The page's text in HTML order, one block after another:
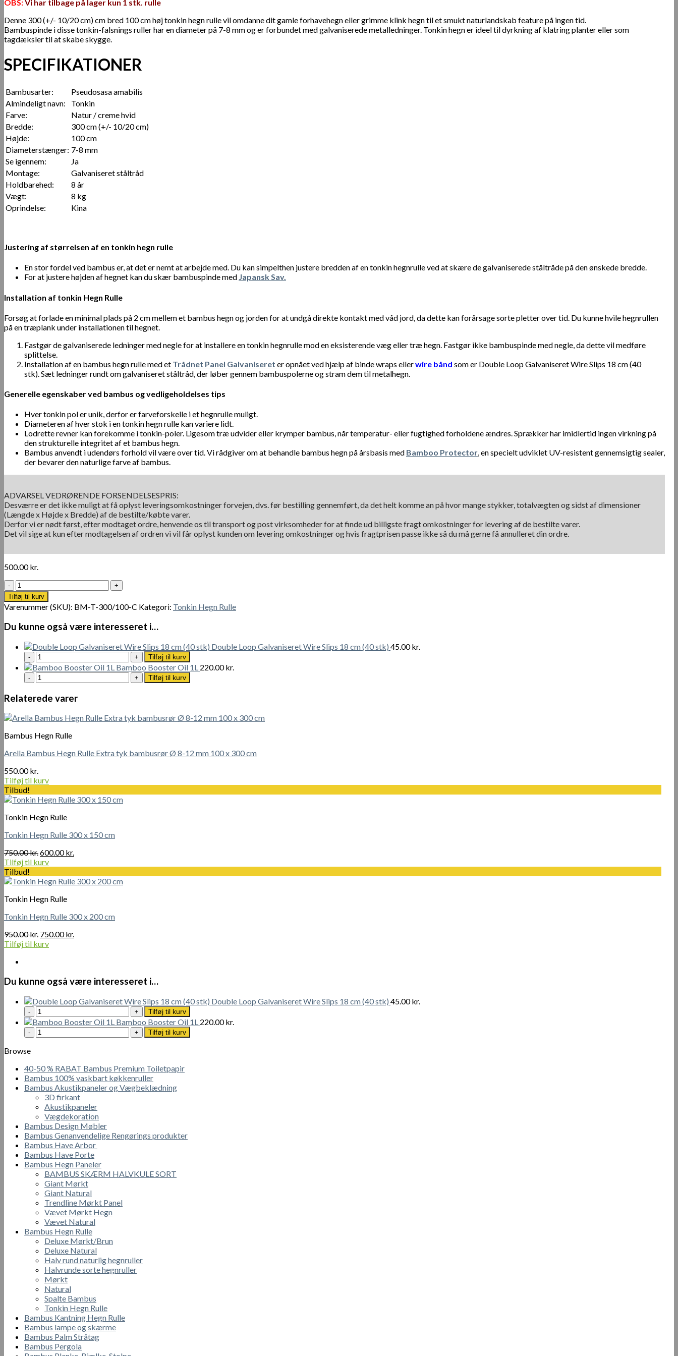
OBS:Vi har tilbage på lager kun 1 stk. rulle
Denne 300 (+/- 10/20 cm) cm bred 100 cm høj tonkin hegn rulle vil omdanne dit gamle forhavehegn eller grimme klink hegn til et smukt naturlandskab feature på ingen tid.
Bambuspinde i disse tonkin-falsnings ruller har en diameter på 7-8 mm og er forbundet med galvaniserede metalledninger. Tonkin hegn er ideel til dyrkning af klatring planter eller som
tagdæksler til at skabe skygge.
SPECIFIKATIONER
Bambusarter:
Pseudosasa amabilis
Almindeligt navn:
Tonkin
Farve:
Natur / creme hvid
Bredde:
300 cm (+/- 10/20 cm)
Højde:
100 cm
Diameterstænger: 7-8 mm
Se igennem:
Ja
Montage:
Galvaniseret ståltråd
Holdbarehed:
8 år
Vægt:
8 kg
Oprindelse:
Kina
Justering af størrelsen af en tonkin hegn rulle
En stor fordel ved bambus er, at det er nemt at arbejde med. Du kan simpelthen justere bredden af en tonkin hegnrulle ved at skære de galvaniserede ståltråde på den ønskede bredde.
For at justere højden af hegnet kan du skær bambuspinde med Japansk Sav.
Installation af tonkin Hegn Rulle
Forsøg at forlade en minimal plads på 2 cm mellem et bambus hegn og jorden for at undgå direkte kontakt med våd jord, da dette kan forårsage sorte pletter over tid. Du kunne hvile hegnrullen
på en træplank under installationen til hegnet.
Fastgør de galvaniserede ledninger med negle for at installere en tonkin hegnrulle mod en eksisterende væg eller træ hegn. Fastgør ikke bambuspinde med negle, da dette vil medføre
splittelse.
Installation af en bambus hegn rulle med et Trådnet Panel Galvaniseret er opnået ved hjælp af binde wraps ellerwire bånd som er Double Loop Galvaniseret Wire Slips 18 cm (40
stk). Sæt ledninger rundt om galvaniseret ståltråd, der løber gennem bambuspolerne og stram dem til metalhegn.
Generelle egenskaber ved bambus ogvedligeholdelses tips
Hver tonkin pol er unik, derfor er farveforskelle i et hegnrulle muligt.
Diameteren af hver stok i en tonkin hegn rulle kan variere lidt.
Lodrette revner kan forekomme i tonkin-poler. Ligesom træ udvider eller krymper bambus, når temperatur- eller fugtighed forholdene ændres. Sprækker har imidlertid ingen virkning på
den strukturelle integritet af et bambus hegn.
Bambus anvendt i udendørs forhold vil være over tid. Vi rådgiver om at behandle bambus hegn på årsbasis med Bamboo Protector, en specielt udviklet UV-resistent gennemsigtig sealer,
der bevarer den naturlige farve af bambus.
ADVARSEL VEDRØRENDE FORSENDELSESPRIS:
Desværre er det ikke muligt at få oplyst leveringsomkostninger forvejen, dvs. før bestilling gennemført, da det helt komme an på hvor mange stykker, totalvægten og sidst af dimensioner
(Længde x Højde x Bredde) af de bestilte/købte varer.
Derfor vi er nødt først, efter modtaget ordre, henvende os til transport og post virksomheder for at finde ud billigste fragt omkostninger for levering af de bestilte varer.
Det vil sige at kun efter modtagelsen af ordren vi vil får oplyst kunden om levering omkostninger og hvis fragtprisen passe ikke så du må gerne få annulleret din ordre.
500.00kr.
Tonkin
Hegn
Rulle
300
100
cm
antal
Tilføj til kurv
Varenummer (SKU): BM-T-300/100-C Kategori: Tonkin Hegn Rulle
Du kunne også være interesseret i…
Double Loop Galvaniseret Wire Slips 18 cm (40 stk) 45.00kr.
Double
Loop
Galvaniseret
Wire
Slips
18
(40
stk)
antal
Tilføj til kurv
Bamboo Booster Oil 1L 220.00kr.
Bamboo
Booster
Oil
1L
antal
Tilføj til kurv
Relaterede varer
Bambus Hegn Rulle
Arella Bambus Hegn Rulle Extra tyk bambusrør Ø 8-12 mm 100 x 300 cm
550.00kr.
Tilføj til kurv
Tilbud!
Tonkin Hegn Rulle
Tonkin Hegn Rulle 300 x 150 cm
750.00kr.Den
oprindelige
var:
600.00kr.
er:
Tilføj til kurv
Tilbud!
Tonkin Hegn Rulle
Tonkin Hegn Rulle 300 x 200 cm
950.00kr. Den
oprindelige
750.00kr.
Tilføj til kurv
Du kunne også være interesseret i…
Double Loop Galvaniseret Wire Slips 18 cm (40 stk) 45.00kr.
Double
Loop
Galvaniseret
Wire
cm
(40
stk)
antal
Tilføj til kurv
Bamboo Booster Oil 1L 220.00kr.
Bamboo
Booster
antal
Tilføj til kurv
Browse
40-50 % RABAT Bambus Premium Toiletpapir
Bambus 100% vaskbart køkkenruller
Bambus Akustikpaneler og Vægbeklædning
3D firkant
Akustikpaneler
Vægdekoration
Bambus Design Møbler
Bambus Genanvendelige Rengørings produkter
Bambus Have Arbor
Bambus Have Porte
Bambus Hegn Paneler
BAMBUS SKÆRM HALVKULE SORT
Giant Mørkt
Giant Natural
Trendline Mørkt Panel
Vævet Mørkt Hegn
Vævet Natural
Bambus Hegn Rulle
Deluxe Mørkt/Brun
Deluxe Natural
Halv rund naturlig hegnruller
Halvrunde sorte hegnruller
Mørkt
Natural
Spalte Bambus
Tonkin Hegn Rulle
Bambus Kantning Hegn Rulle
Bambus lampe og skærme
Bambus Palm Stråtag
Bambus Pergola